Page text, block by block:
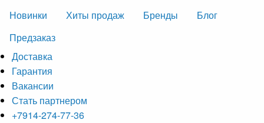
Новинки
Хиты продаж Бренды
Блог
Предзаказ
Доставка
Гарантия
Вакансии
Стать партнером
+7914-274-77-36